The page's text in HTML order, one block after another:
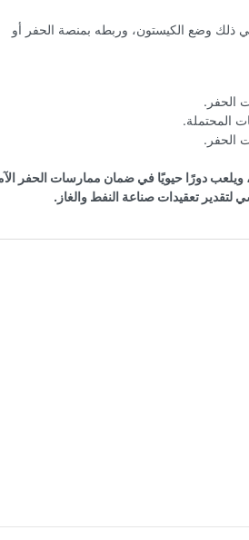
ذلك وضع الكيستون، وربطه بمنصة الحفر أو
الحفر.
المحتملة.
الحفر.
ويلعب دورًا حيويًا في ضمان ممارسات الحفر
لتقدير تعقيدات صناعة النفط والغاز.